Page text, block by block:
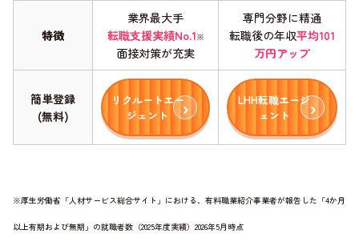
特徴
業界最大手
転職支援実績No.1※
面接対策が充実
専門分野に精通
転職後の年収平均101
万円アップ
簡単登録
(無料)
リクルートエー
ジェント
LHH転職エージ
ェント
※厚生労働省「人材サービス総合サイト」における、有料職業紹介事業者が報告した「4か月
以上有期および無期」の就職者数（2025年度実績）2026年5月時点